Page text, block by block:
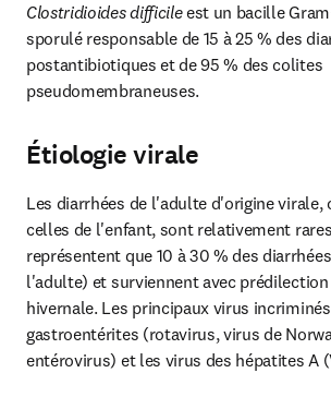
Clostridioides difficile est un bacille
sporulé responsable de 15 à 25 % des
postantibiotiques et de 95 % des colites
pseudomembraneuses.
Étiologie virale
Les diarrhées de l'adulte d'origine virale,
celles de l'enfant, sont relativement
représentent que 10 à 30 % des
l'adulte) et surviennent avec prédilection
hivernale. Les principaux virus
gastroentérites (rotavirus, virus de
entérovirus) et les virus des hépatites A